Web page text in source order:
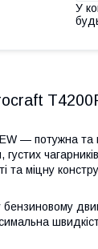
У
— потужна та
густих
та міцну